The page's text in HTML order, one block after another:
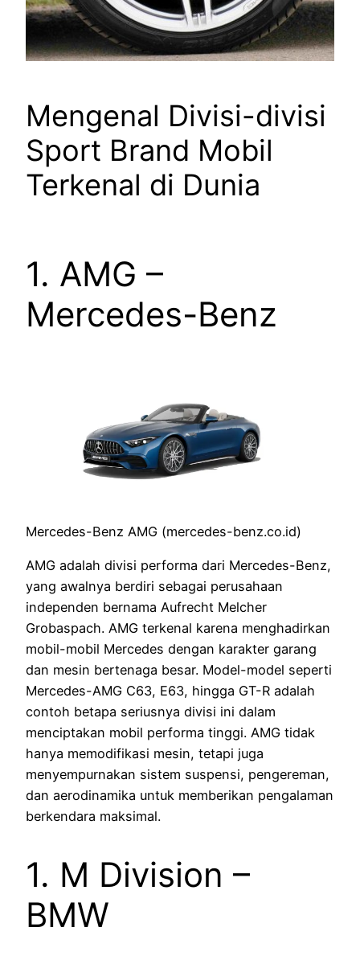
Mengenal Divisi-divisi
Sport Brand Mobil
Terkenal di Dunia
1. AMG –
Mercedes-Benz
Mercedes-Benz AMG (mercedes-benz.co.id)
AMG adalah divisi performa dari Mercedes-Benz,
yang awalnya berdiri sebagai perusahaan
independen bernama Aufrecht Melcher
Grobaspach. AMG terkenal karena menghadirkan
mobil-mobil Mercedes dengan karakter garang
dan mesin bertenaga besar. Model-model seperti
Mercedes-AMG C63, E63, hingga GT-R adalah
contoh betapa seriusnya divisi ini dalam
menciptakan mobil performa tinggi. AMG tidak
hanya memodifikasi mesin, tetapi juga
menyempurnakan sistem suspensi, pengereman,
dan aerodinamika untuk memberikan pengalaman
berkendara maksimal.
1. M Division –
BMW